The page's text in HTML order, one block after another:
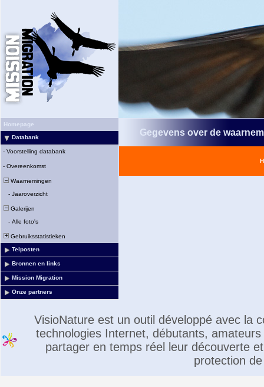
Homepage
Databank
- Voorstelling databank
- Overeenkomst
Waarnemingen
- Jaaroverzicht
Galerijen
- Alle foto's
Gebruiksstatistieken
Telposten
Bronnen en links
Mission Migration
Onze partners
Gegevens over de
VisioNature est un outil développé avec la
technologies Internet, débutants,
partager en temps réel leur découverte
protection